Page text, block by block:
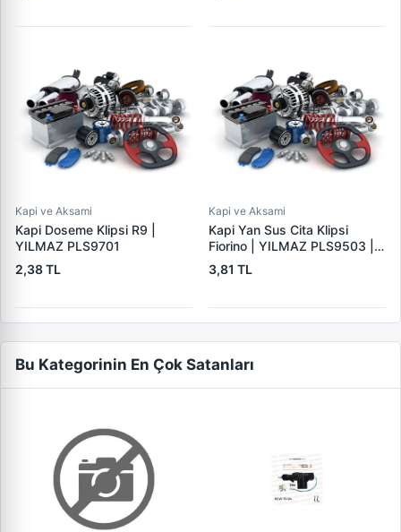
Kapi ve Aksami
Kapi Doseme Klipsi R9 |
YILMAZ PLS9701
2,38 TL
Kapi ve Aksami
Kapi Yan Sus Cita Klipsi
Fiorino | YILMAZ PLS9503 |
OEM 71737918
3,81 TL
Bu Kategorinin En Çok Satanları